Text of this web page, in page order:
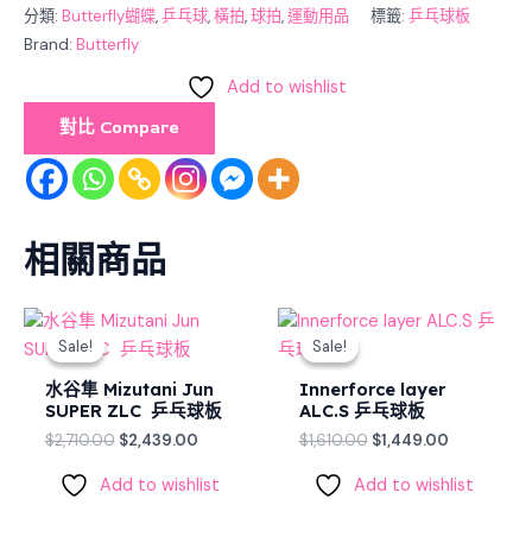
分類: Butterfly蝴蝶,乒乓球,橫拍,球拍,運動用品 標籤: 乒乓球板
Brand: Butterfly
Add to wishlist
對比 Compare
相關商品
Sale!
Sale!
水谷隼 Mizutani Jun
SUPER ZLC 乒乓球板
$2,710.00
Original
price
was:
$2,710.00.
$2,439.00
Current
Add to wishlist
Sale!
Sale!
Innerforce layer
ALC.S 乒乓球板
$1,610.00
Original
price
$1,449.00
Current
Add to wishlist